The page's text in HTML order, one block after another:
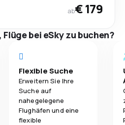
ab€ 179
bei eSky zu buchen?
Flexible Suche
Erweitern Sie Ihre
Suche auf
nahegelegene
Flughäfen und eine
flexible